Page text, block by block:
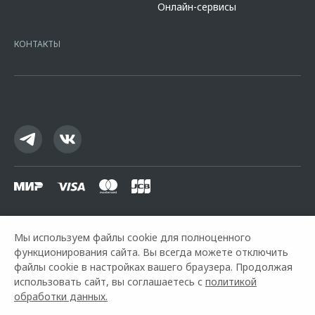
Кредит предоставляет АО Альфа-Банк. ИНН
16.01.2015. Предложение ограничено и не является публичной
Онлайн-сервисы
КОНТАКТЫ
Горячая линия OMODA: +7 (812) 445-97-98
© 2026 Аларм-Моторс
Мы используем файлы cookie для полноценного
функционирования сайта. Вы всегда можете отключить
файлы cookie в настройках вашего браузера. Продолжая
использовать сайт, вы соглашаетесь с политикой
обработки данных.